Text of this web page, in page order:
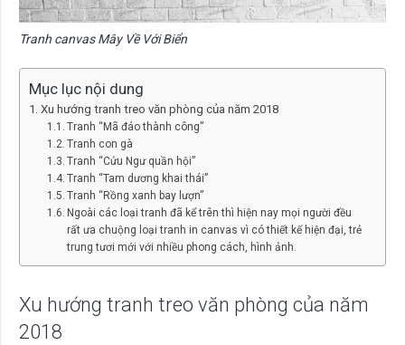
Tranh canvas Mây Về Với Biển
Mục lục nội dung
Xu hướng tranh treo văn phòng của năm 2018
Tranh “Mã đáo thành công”
Tranh con gà
Tranh “Cửu Ngư quần hội”
Tranh “Tam dương khai thái”
Tranh “Rồng xanh bay lượn”
Ngoài các loại tranh đã kể trên thì hiện nay mọi người đều
rất ưa chuộng loại tranh in canvas vì có thiết kế hiện đại, trẻ
trung tươi mới với nhiều phong cách, hình ảnh.
Xu hướng tranh treo văn phòng của năm
2018